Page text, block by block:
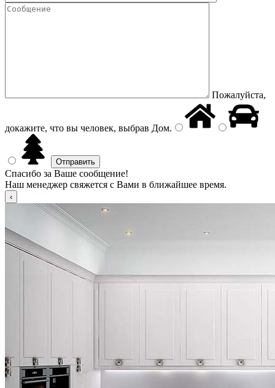
Пожалуйста,
докажите, что вы человек, выбрав Дом.
Спасибо за Ваше сообщение!
Наш менеджер свяжется с Вами в ближайшее время.